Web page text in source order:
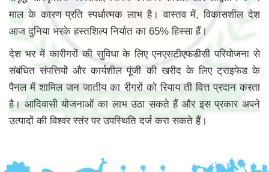
माल के कारण प्रति स्पर्धात्मक लाभ है। वास्तव में, विकासशील देश
आज दुनिया भरके हस्तशिल्प निर्यात का 65% हिस्सा हैं।
देश भर में कारीगरों की सुविधा के लिए एनएसटीएफडीसी परियोजना से
संबंधित संपत्तियों और कार्यशील पूंजी की खरीद के लिए ट्राइफेड के
पैनल में शामिल जन जातीय का रीगरों को रियाय ती वित्त प्रदान करता
है। आदिवासी योजनाओं का लाभ उठा सकते हैं और इस प्रकार अपने
उत्पादों की विश्वर स्तंर पर उपस्थिति दर्ज करा सकते हैं।